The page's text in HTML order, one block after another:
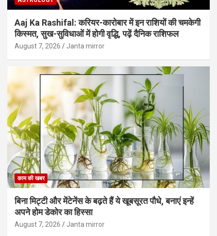
Aaj Ka Rashifal: करियर-कारोबार में इन राशियों की चमकेगी
किस्मत, सुख-सुविधाओं में होगी वृद्धि, पढ़ें दैनिक राशिफल
August 7, 2026 Janta mirror
काम की खबर
बिना मिट्टी और मेंटेनेंस के बढ़ते हैं ये खूबसूरत पौधे, बनाएं इन्‍हें
अपने होम डेकोर का हिस्‍सा
August 7, 2026 Janta mirror